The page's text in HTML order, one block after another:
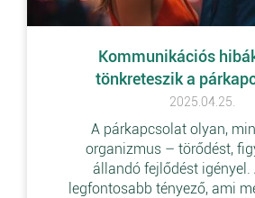
Kommunikációs
tönkreteszik a
2025.04.25.
A párkapcsolat olyan,
organizmus – törődést,
állandó fejlődést igényel.
legfontosabb tényező, ami